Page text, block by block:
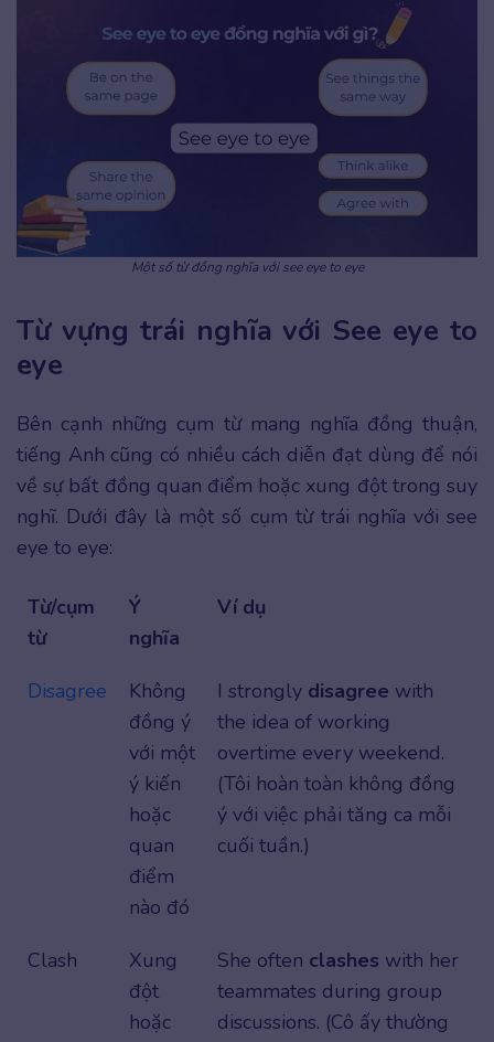
Một số từ đồng nghĩa với see eye to eye
Từ vựng trái nghĩa với See eye to
eye
Bên cạnh những cụm từ mang nghĩa đồng thuận,
tiếng Anh cũng có nhiều cách diễn đạt dùng để nói
về sự bất đồng quan điểm hoặc xung đột trong suy
nghĩ. Dưới đây là một số cụm từ trái nghĩa với see
eye to eye:
Từ/cụm
từ
Ý
nghĩa
Ví dụ
Disagree
Không
đồng ý
với một
ý kiến
hoặc
quan
điểm
nào đó
I strongly disagree with
the idea of working
overtime every weekend.
(Tôi hoàn toàn không đồng
ý với việc phải tăng ca mỗi
cuối tuần.)
Clash
Xung
đột
hoặc
She often clashes with her
teammates during group
discussions. (Cô ấy thường